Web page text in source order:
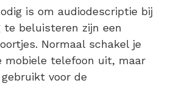
is om audiodescriptie bij
te beluisteren zijn een
Normaal schakel je
mobiele telefoon uit, maar
voor de